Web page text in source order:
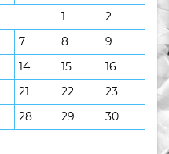
1
2
7 8
9
14 15
16
21 22
23
28 29
30